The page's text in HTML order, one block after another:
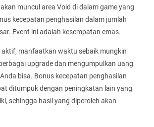
muncul area Void di dalam game yang
kecepatan penghasilan dalam jumlah
Event ini adalah kesempatan emas.
aktif, manfaatkan waktu sebaik mungkin
upgrade dan mengumpulkan uang
bisa. Bonus kecepatan penghasilan
ditumpuk dengan peningkatan lain yang
sehingga hasil yang diperoleh akan